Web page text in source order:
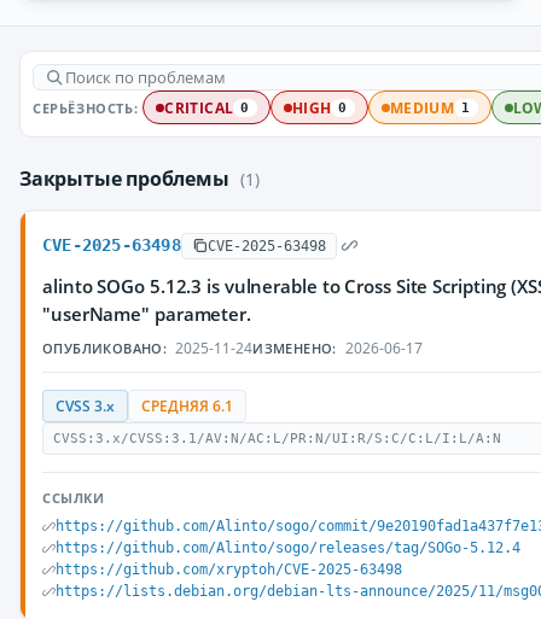
СЕРЬЁЗНОСТЬ: CRITICAL 0 HIGH 0 MEDIUM 1
Закрытые проблемы (1)
CVE-2025-63498 CVE-2025-63498
alinto SOGo 5.12.3 is vulnerable to Cross Site Scripting
"userName" parameter.
ОПУБЛИКОВАНО: 2025-11-24ИЗМЕНЕНО: 2026-06-17
CVSS 3.x СРЕДНЯЯ 6.1
CVSS:3.x/CVSS:3.1/AV:N/AC:L/PR:N/UI:R/S:C/C:L/I:L/A:N
ССЫЛКИ
https://github.com/Alinto/sogo/commit/
https://github.com/Alinto/sogo/releases/tag/SOGo-5.12.4
https://github.com/xryptoh/CVE-2025-63498
https://lists.debian.org/debian-lts-announce/2025/11/